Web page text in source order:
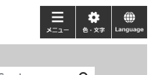
メ
ニ
ー
色・
文
language